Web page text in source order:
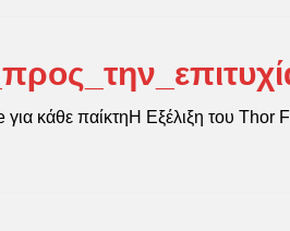
για κάθε παίκτηΗ Εξέλιξη του